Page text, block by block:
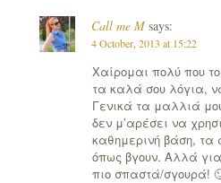
Call me M says:
4 October, 2013 at 15:22
Χαίρομαι πολύ που
τα καλά σου λόγια,
Γενικά τα μαλλιά
δεν μ’αρέσει να
καθημερινή βάση, τα
όπως βγουν. Αλλά
πιο σπαστά/σγουρά!